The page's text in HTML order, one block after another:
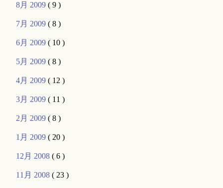
8月 2009( 9 )
7月 2009( 8 )
6月 2009( 10 )
5月 2009( 8 )
4月 2009( 12 )
3月 2009( 11 )
2月 2009( 8 )
1月 2009( 20 )
12月 2008( 6 )
11月 2008( 23 )